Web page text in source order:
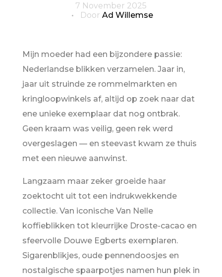
7 November 2025
Door Ad Willemse
Mijn moeder had een bijzondere passie:
Nederlandse blikken verzamelen. Jaar in,
jaar uit struinde ze rommelmarkten en
kringloopwinkels af, altijd op zoek naar dat
ene unieke exemplaar dat nog ontbrak.
Geen kraam was veilig, geen rek werd
overgeslagen — en steevast kwam ze thuis
met een nieuwe aanwinst.
Langzaam maar zeker groeide haar
zoektocht uit tot een indrukwekkende
collectie. Van iconische Van Nelle
koffieblikken tot kleurrijke Droste-cacao en
sfeervolle Douwe Egberts exemplaren.
Sigarenblikjes, oude pennendoosjes en
nostalgische spaarpotjes namen hun plek in